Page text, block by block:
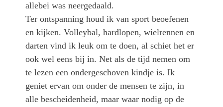
allebei was neergedaald.
Ter ontspanning houd ik van sport beoefenen
en kijken. Volleybal, hardlopen, wielrennen en
darten vind ik leuk om te doen, al schiet het er
ook wel eens bij in. Net als de tijd nemen om
te lezen een ondergeschoven kindje is. Ik
geniet ervan om onder de mensen te zijn, in
alle bescheidenheid, maar waar nodig op de